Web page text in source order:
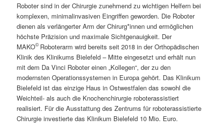
Roboter sind in der Chirurgie zunehmend zu wichtigen Helfern bei
komplexen, minimalinvasiven Eingriffen geworden. Die Roboter
dienen als verlängerter Arm der Chirurg*innen und ermöglichen
höchste Präzision und maximale Sichtgenauigkeit. Der
MAKO© Roboterarm wird bereits seit 2018 in der Orthopädischen
Klinik des Klinikums Bielefeld – Mitte eingesetzt und erhält nun
mit dem Da Vinci Roboter einen „Kollegen“, der zu den
modernsten Operationssystemen in Europa gehört. Das Klinikum
Bielefeld ist das einzige Haus in Ostwestfalen das sowohl die
Weichteil- als auch die Knochenchirurgie roboterassistiert
realisiert. Für die Ausstattung des Zentrums für roboterassistierte
Chirurgie investierte das Klinikum Bielefeld 10 Mio. Euro.